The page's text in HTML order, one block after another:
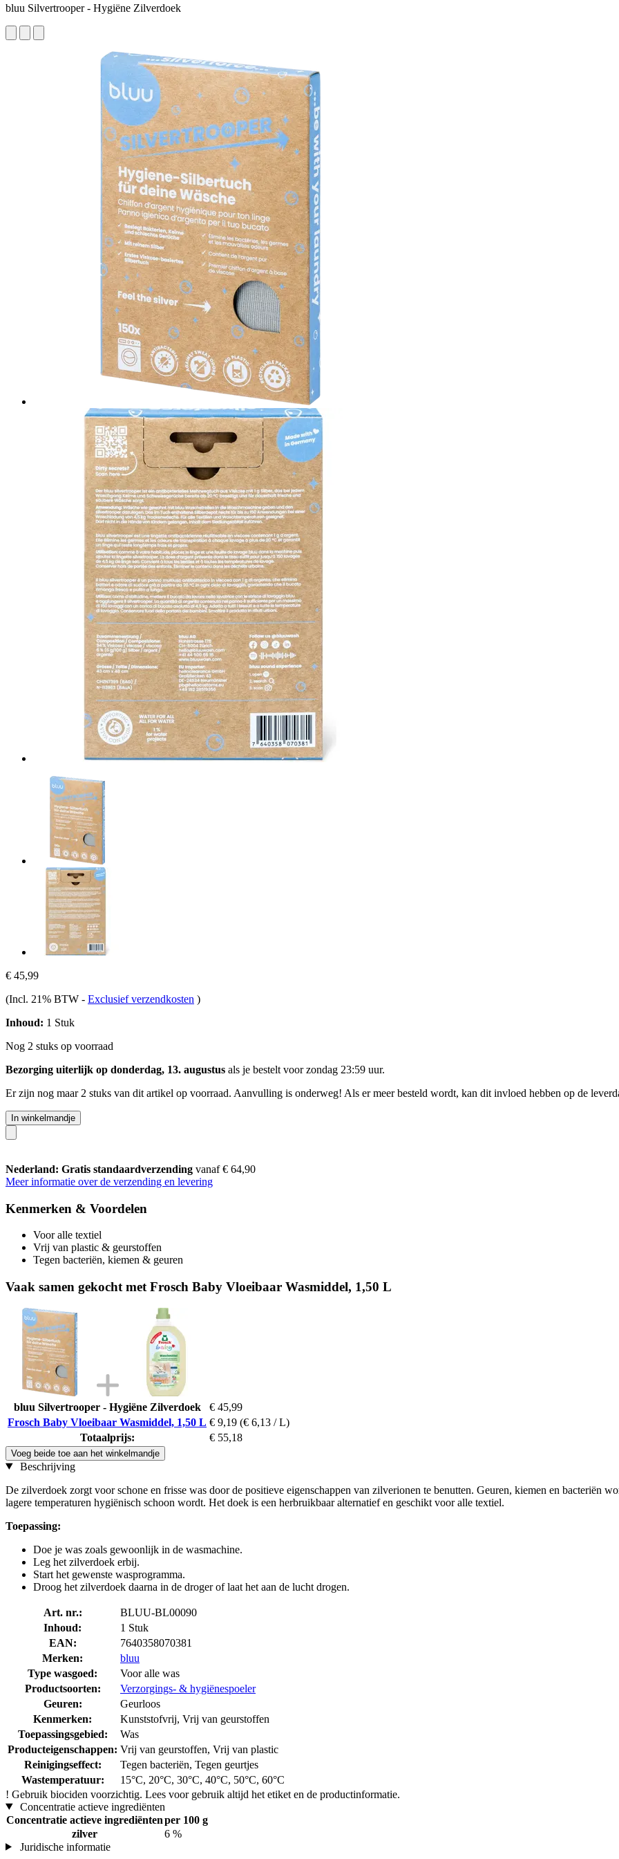
bluu Silvertrooper - Hygiëne Zilverdoek
€ 45,99
(Incl. 21% BTW - Exclusief verzendkosten )
Inhoud: 1 Stuk
Nog 2 stuks op voorraad
Bezorging uiterlijk op donderdag, 13. augustus als je bestelt voorzondag 23:59 uur.
Er zijn nog maar 2 stuks van dit artikel op voorraad. Aanvulling is onderweg! Als er meer besteld wordt, kan dit invloed hebben op de
In winkelmandje
Nederland: Gratis standaardverzending vanaf € 64,90
Meer informatie over de verzending en levering
Kenmerken & Voordelen
Voor alle textiel
Vrij van plastic & geurstoffen
Tegen bacteriën, kiemen & geuren
Vaak samen gekocht met Frosch Baby Vloeibaar Wasmiddel, 1,50 L
bluu Silvertrooper - Hygiëne Zilverdoek
€ 45,99
Frosch Baby Vloeibaar Wasmiddel, 1,50 L € 9,19 (€ 6,13 / L)
Totaalprijs:
€ 55,18
Voeg beide toe aan het winkelmandje
Beschrijving
De zilverdoek zorgt voor schone en frisse was door de positieve eigenschappen van zilverionen te benutten. Geuren, kiemen en bacteriën
lagere temperaturen hygiënisch schoon wordt. Het doek is een herbruikbaar alternatief en geschikt voor alle textiel.
Toepassing:
Doe je was zoals gewoonlijk in de wasmachine.
Leg het zilverdoek erbij.
Start het gewenste wasprogramma.
Droog het zilverdoek daarna in de droger of laat het aan de lucht drogen.
Art. nr.:
BLUU-BL00090
Inhoud:
1 Stuk
EAN:
7640358070381
Merken:
bluu
Type wasgoed:
Voor alle was
Productsoorten:
Verzorgings- & hygiënespoeler
Geuren:
Geurloos
Kenmerken:
Kunststofvrij, Vrij van geurstoffen
Toepassingsgebied:
Was
Producteigenschappen: Vrij van geurstoffen, Vrij van plastic
Reinigingseffect:
Tegen bacteriën, Tegen geurtjes
Wastemperatuur:
15°C, 20°C, 30°C, 40°C, 50°C, 60°C
! Gebruik biociden voorzichtig. Lees voor gebruik altijd het etiket en de productinformatie.
Concentratie actieve ingrediënten
Concentratie actieve ingrediëntenper 100 g
zilver
6 %
Juridische informatie